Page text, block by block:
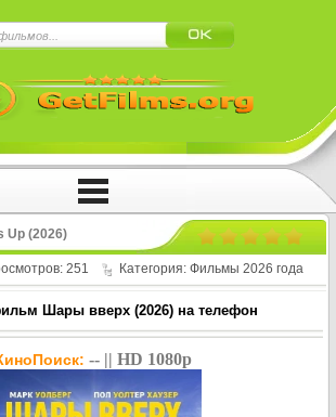
Up (2026)
251 Категория: Фильмы 2026 года
Шары вверх (2026) на телефон
-- || HD 1080p
сперва нажмите на
правом верхнем углу!!!